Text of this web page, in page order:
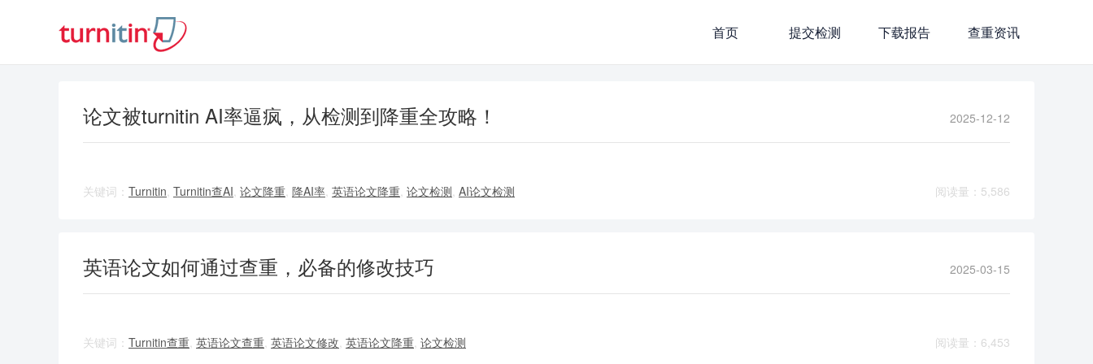
首页 提交检测 下载报告 查重资讯
论文被turnitin AI率逼疯，从检测到降重全攻略！ 2025-12-12
关键词： Turnitin, Turnitin查AI, 论文降重, 降AI率, 英语论文降重, 论文检测, AI论文检测 阅读量：5,586
英语论文如何通过查重，必备的修改技巧 2025-03-15
关键词： Turnitin查重, 英语论文查重, 英语论文修改, 英语论文降重, 论文检测 阅读量：6,453